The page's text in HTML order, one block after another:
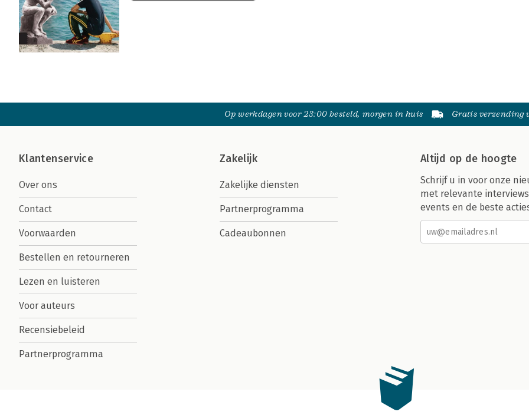
Op werkdagen voor 23:00 besteld, morgen in huis Gratis verzending
Klantenservice
Over ons
Contact
Voorwaarden
Bestellen en retourneren
Lezen en luisteren
Voor auteurs
Recensiebeleid
Partnerprogramma
Zakelijk
Zakelijke diensten
Partnerprogramma
Cadeaubonnen
Altijd op de hoogte
Schrijf u in voor onze
met relevante
events en de beste